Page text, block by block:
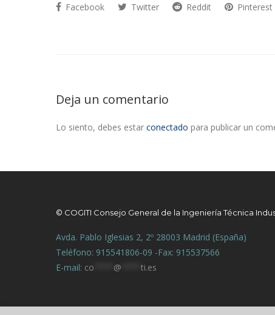
Facebook Twitter Reddit Pinterest
Deja un comentario
Lo siento, debes estar conectado para publicar un
© COGITI Consejo General de la Ingeniería Técnica
Avda. Pablo Iglesias 2, 2º 28003 Madrid (España)
Teléfono: 915541806-09 -Fax: 915537566
E-mail: co @ ti.es